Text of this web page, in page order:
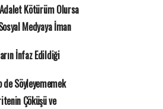
Kötürüm Olursa
Medyaya İman
İnfaz Edildiği
Söyleyememek
Çöküşü ve